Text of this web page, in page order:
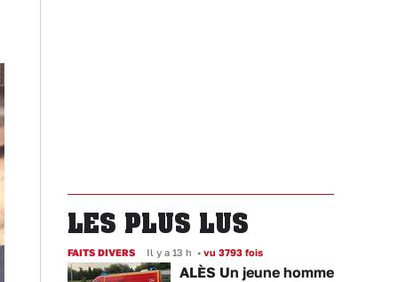
LES PLUS LUS
FAITS DIVERS Il y a 13 h • vu 3793 fois
ALÈS Un jeune homme